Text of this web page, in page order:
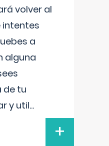
volver al
intentes
a
alguna
de tu
y util...
+